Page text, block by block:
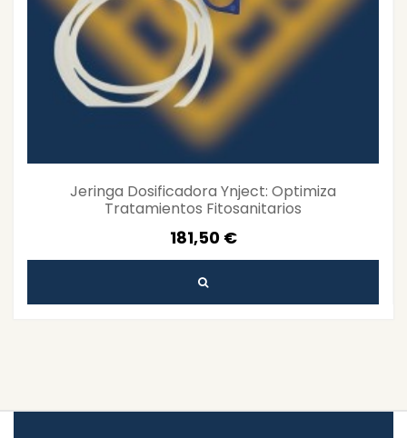
Jeringa Dosificadora Ynject: Optimiza
Tratamientos Fitosanitarios
181,50 €